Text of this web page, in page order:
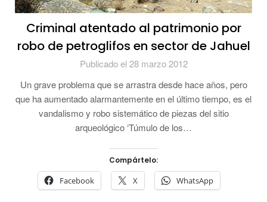
Criminal atentado al patrimonio por
robo de petroglifos en sector de Jahuel
Publicado el 28 marzo 2012
Un grave problema que se arrastra desde hace años, pero
que ha aumentado alarmantemente en el último tiempo, es el
vandalismo y robo sistemático de piezas del sitio
arqueológico ‘Túmulo de los…
Compártelo:
Facebook X WhatsApp